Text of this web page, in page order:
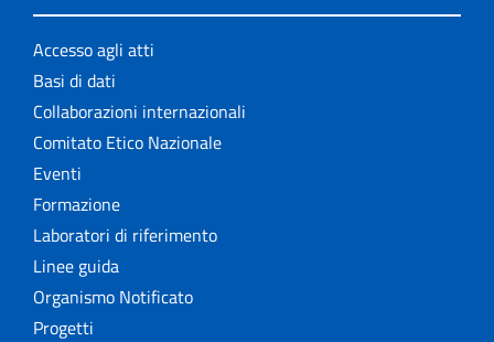
Accesso agli atti
Basi di dati
Collaborazioni internazionali
Comitato Etico Nazionale
Eventi
Formazione
Laboratori di riferimento
Linee guida
Organismo Notificato
Progetti